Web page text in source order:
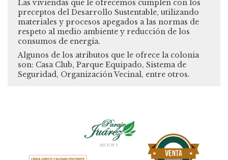
Las viviendas que le ofrecemos cumplen con los
preceptos del Desarrollo Sustentable, utilizando
materiales y procesos apegados a las normas de
respeto al medio ambiente y reducción de los
consumos de energía.
Algunos de los atributos que le ofrece la colonia
son: Casa Club, Parque Equipado, Sistema de
Seguridad, Organización Vecinal, entre otros.